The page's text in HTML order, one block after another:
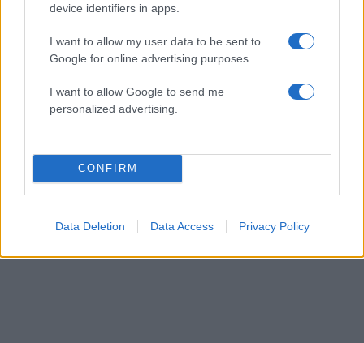
device identifiers in apps.
I want to allow my user data to be sent to
Google for online advertising purposes.
I want to allow Google to send me
personalized advertising.
CONFIRM
Data Deletion Data Access Privacy Policy